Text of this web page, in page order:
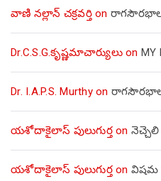
వాణి నల్లాన్ చక్రవర్తిon
Dr.C.S.G.కృష్ణమాచార్యులుon MY
Dr. I.A.P.S. Murthyon
యశోదాకైలాస్ పులుగుర్తon నెచ్చెలి
యశోదాకైలాస్ పులుగుర్తon విషమ